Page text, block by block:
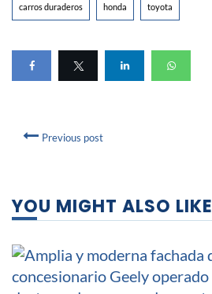
carros duraderos honda toyota
Previous post
YOU MIGHT ALSO LIKE